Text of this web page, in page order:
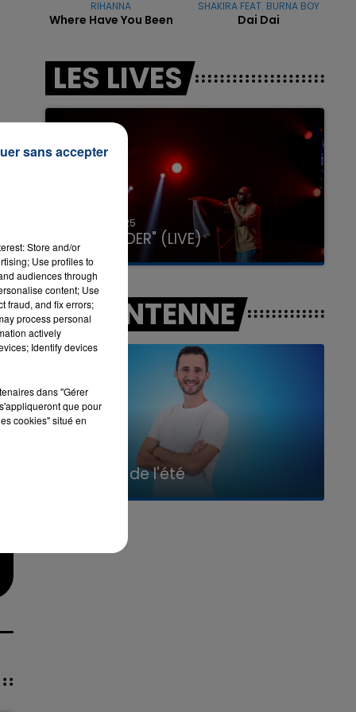
7h00 - 11h00
LA TEAM DE L'ÉTÉ
RIHANNA
Where Have You Been
SHAKIRA FEAT. BURNA BOY
Dai Dai
LES LIVES
31 janvier 2025
GIMS "SPIDER" (LIVE)
A L'ANTENNE
La Team de l'été
Store and/or
Use profiles to
audiences through
content; Use
fraud, and fix errors;
process personal
actively
Identify devices
dans "Gérer
que pour
cookies" situé en
sans accepter